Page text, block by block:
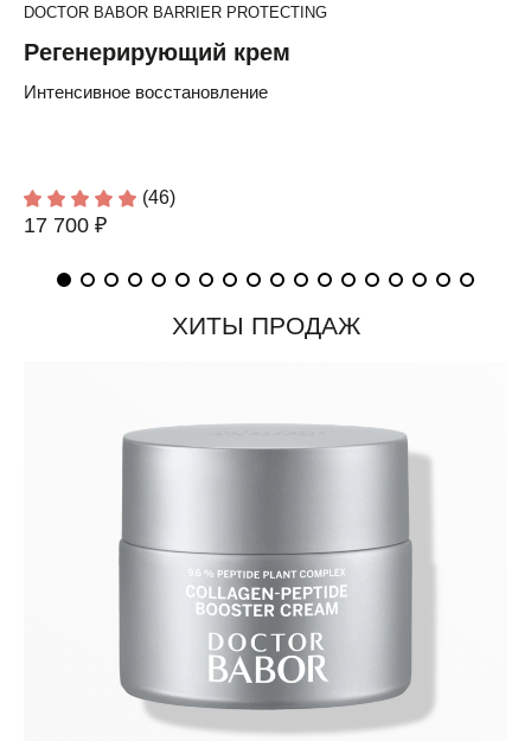
DOCTOR BABOR BARRIER PROTECTING
Регенерирующий крем
Интенсивное восстановление
(46)
17 700 ₽
ХИТЫ ПРОДАЖ